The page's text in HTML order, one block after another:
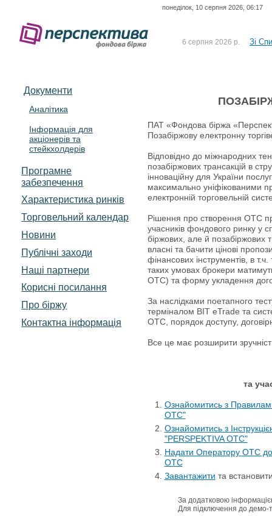
понеділок, 10 серпня 2026, 06:17
6 серпня 2026 р. Зі
UA4000232607)
До
4 серпня 2026 р.
До
відсоткова електронна
6 серпня 2026 р.
Документи
Аналітика
Інформація для
акціонерів та
стейкхолдерів
Програмне
забезпечення
Характеристика pинків
Торговельний календар
Новини
Публічні заходи
Наші партнери
Корисні посилання
Про біржу
Контактна інформація
ПАТ «Фондова біржа
Позабіржову електронну
Відповідно до міжнародних
позабіржових трансакцій в
інноваційну для України
максимально уніфікованими
електронній торговельній
Рішення про створення ОТС
учасників фондового ринку у
біржових, але й позабіржових
власні та бачити цінові
фінансових інструментів, в
таких умовах брокери
ОТС) та форму укладення
За наслідками поетапного
терміналом BIT eTrade та
ОТС, порядок доступу,
Все це має розширити
та
Ознайомитись з
OTC"
Ознайомитись з
"PERSPEKTIVA OTC"
Надати Оператору ОТС
ОТС
Завантажити та
За додатковою
Для підключення до демо-